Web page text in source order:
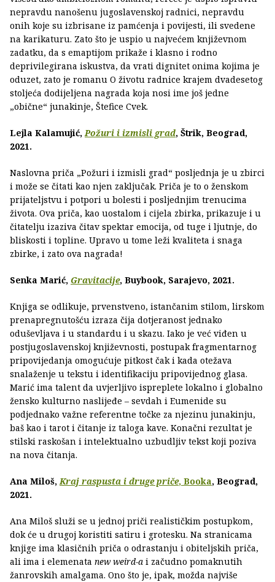
nepravdu nanošenu jugoslavenskoj radnici, nepravdu
onih koje su izbrisane iz pamćenja i povijesti, ili svedene
na karikaturu. Zato što je uspio u najvećem književnom
zadatku, da s emaptijom prikaže i klasno i rodno
deprivilegirana iskustva, da vrati dignitet onima kojima je
oduzet, zato je romanu O životu radnice krajem dvadesetog
stoljeća dodijeljena nagrada koja nosi ime još jedne
„obične“ junakinje, Štefice Cvek.
Lejla Kalamujić,Požuri i izmisli grad, Štrik, Beograd,
2021.
Naslovna priča „Požuri i izmisli grad“ posljednja je u zbirci
i može se čitati kao njen zaključak. Priča je to o ženskom
prijateljstvu i potpori u bolesti i posljednjim trenucima
života. Ova priča, kao uostalom i cijela zbirka, prikazuje i u
čitatelju izaziva čitav spektar emocija, od tuge i ljutnje, do
bliskosti i topline. Upravo u tome leži kvaliteta i snaga
zbirke, i zato ova nagrada!
Senka Marić, Gravitacije, Buybook, Sarajevo, 2021.
Knjiga se odlikuje, prvenstveno, istančanim stilom, lirskom
prenapregnutošću izraza čija dotjeranost jednako
oduševljava i u standardu i u skazu. Iako je već viđen u
postjugoslavenskoj književnosti, postupak fragmentarnog
pripovijedanja omogućuje pitkost čak i kada otežava
snalaženje u tekstu i identifikaciju pripovijednog glasa.
Marić ima talent da uvjerljivo ispreplete lokalno i globalno
žensko kulturno naslijeđe – sevdah i Eumenide su
podjednako važne referentne točke za njezinu junakinju,
baš kao i tarot i čitanje iz taloga kave. Konačni rezultat je
stilski raskošan i intelektualno uzbudljiv tekst koji poziva
na nova čitanja.
Ana Miloš,Kraj raspusta i druge priče, Booka, Beograd,
2021.
Ana Miloš služi se u jednoj priči realističkim postupkom,
dok će u drugoj koristiti satiru i grotesku. Na stranicama
knjige ima klasičnih priča o odrastanju i obiteljskih priča,
ali ima i elemenata new weird-a i začudno pomaknutih
žanrovskih amalgama. Ono što je, ipak, možda najviše